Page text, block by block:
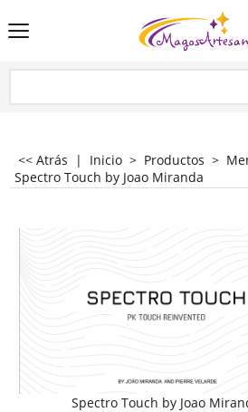
<< Atrás | Inicio > Productos >
Spectro Touch by Joao Miranda
Spectro Touch by Joao